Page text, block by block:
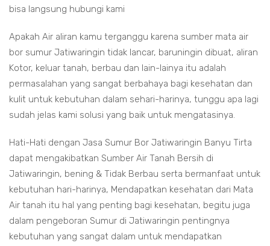
bisa langsung hubungi kami
Apakah Air aliran kamu terganggu karena sumber mata air
bor sumur Jatiwaringin tidak lancar, baruningin dibuat, aliran
Kotor, keluar tanah, berbau dan lain-lainya itu adalah
permasalahan yang sangat berbahaya bagi kesehatan dan
kulit untuk kebutuhan dalam sehari-harinya, tunggu apa lagi
sudah jelas kami solusi yang baik untuk mengatasinya.
Hati-Hati dengan Jasa Sumur Bor Jatiwaringin Banyu Tirta
dapat mengakibatkan Sumber Air Tanah Bersih di
Jatiwaringin, bening & Tidak Berbau serta bermanfaat untuk
kebutuhan hari-harinya, Mendapatkan kesehatan dari Mata
Air tanah itu hal yang penting bagi kesehatan, begitu juga
dalam pengeboran Sumur di Jatiwaringin pentingnya
kebutuhan yang sangat dalam untuk mendapatkan